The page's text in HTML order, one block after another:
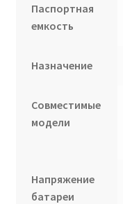
Паспортная
емкость
Назначение
Совместимые
модели
Напряжение
батареи